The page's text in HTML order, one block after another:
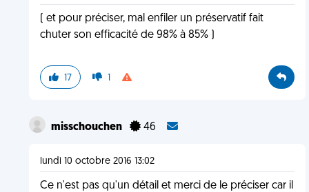
( et pour préciser, mal enfiler un préservatif fait
chuter son efficacité de 98% à 85% )
17 1
misschouchen 46
lundi 10 octobre 2016 13:02
Ce n'est pas qu'un détail et merci de le préciser car il